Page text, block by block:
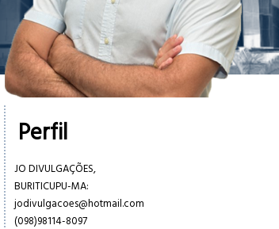
Perfil
JO DIVULGAÇÕES,
BURITICUPU-MA:
jodivulgacoes@hotmail.com
(098)98114-8097